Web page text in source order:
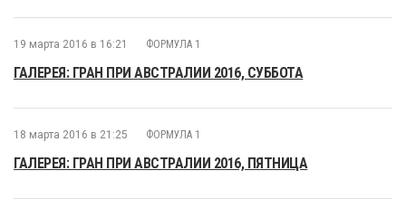
19 марта 2016 в 16:21 ФОРМУЛА 1
ГАЛЕРЕЯ: ГРАН ПРИ АВСТРАЛИИ 2016, СУББОТА
18 марта 2016 в 21:25 ФОРМУЛА 1
ГАЛЕРЕЯ: ГРАН ПРИ АВСТРАЛИИ 2016, ПЯТНИЦА